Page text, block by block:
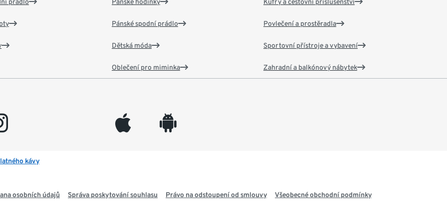
Pánské spodní prádlo
Dětská móda
Oblečení pro miminka
Povlečení a prostěradla
Sportovní přístroje a vybavení
Zahradní a balkónový nábytek
appleinc android
kávy
osobních údajů Správa poskytování souhlasu Právo na odstoupení od smlouvy Všeobecné obchodní podmínky